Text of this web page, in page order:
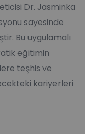
Dr. Jasminka
sayesinde
Bu uygulamalı
eğitimin
teşhis ve
kariyerleri